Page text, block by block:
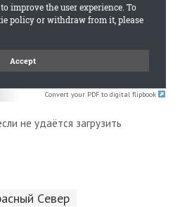
Convert your PDF to digital flipbook
не удаётся загрузить
Cевер